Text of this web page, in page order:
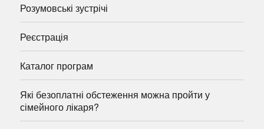
Розумовські зустрічі
Реєстрація
Каталог програм
Які безоплатні обстеження можна пройти у
сімейного лікаря?